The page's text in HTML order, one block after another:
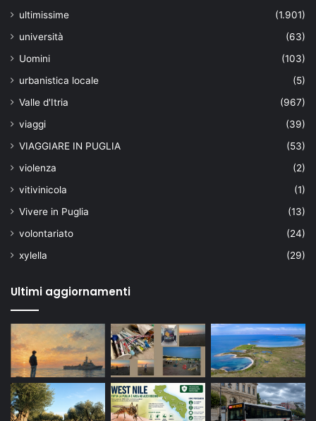
ultimissime
(1.901)
università
(63)
Uomini
(103)
urbanistica locale
(5)
Valle d'Itria
(967)
viaggi
(39)
VIAGGIARE IN PUGLIA
(53)
violenza
(2)
vitivinicola
(1)
Vivere in Puglia
(13)
volontariato
(24)
xylella
(29)
Ultimi aggiornamenti